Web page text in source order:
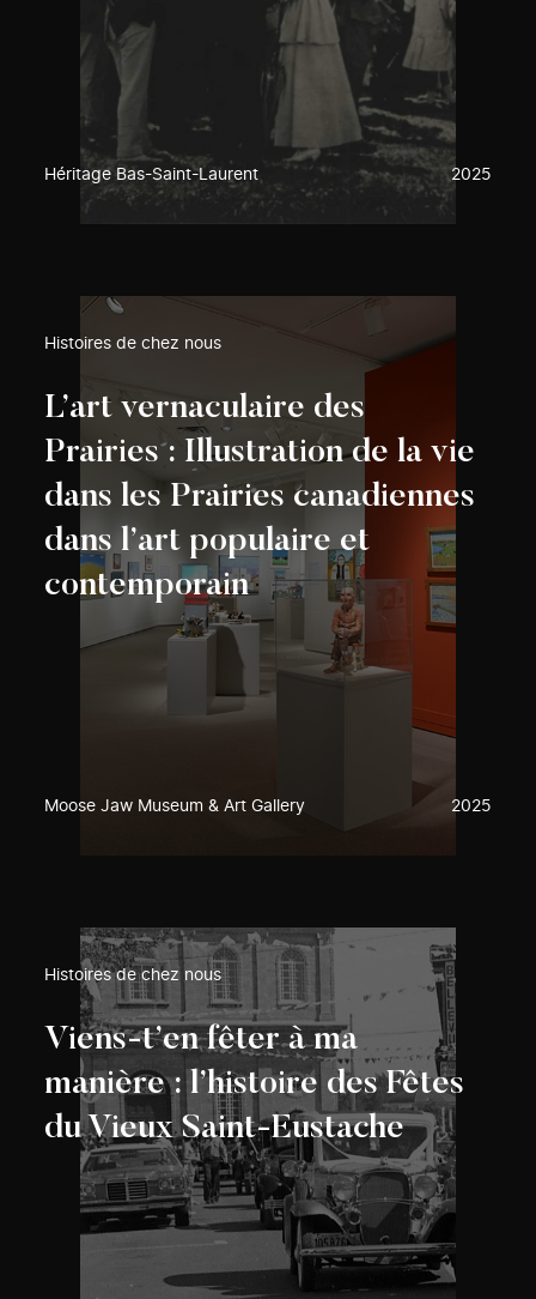
Héritage Bas-Saint-Laurent 2025
Histoires de chez nous
L’art vernaculaire des
Prairies : Illustration de la vie
dans les Prairies canadiennes
dans l’art populaire et
contemporain
Moose Jaw Museum & Art Gallery 2025
Histoires de chez nous
Viens-t’en fêter à ma
manière : l’histoire des Fêtes
du Vieux Saint-Eustache